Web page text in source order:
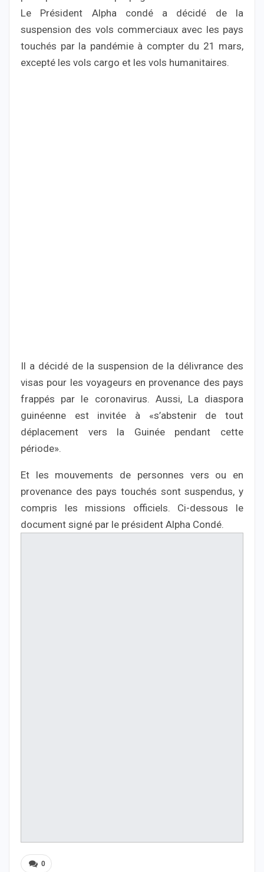
Le Président Alpha condé a décidé de la
suspension des vols commerciaux avec les pays
touchés par la pandémie à compter du 21 mars,
excepté les vols cargo et les vols humanitaires.
Il a décidé de la suspension de la délivrance des
visas pour les voyageurs en provenance des pays
frappés par le coronavirus. Aussi, La diaspora
guinéenne est invitée à «s’abstenir de tout
déplacement vers la Guinée pendant cette
période».
Et les mouvements de personnes vers ou en
provenance des pays touchés sont suspendus, y
compris les missions officiels. Ci-dessous le
document signé par le président Alpha Condé.
0